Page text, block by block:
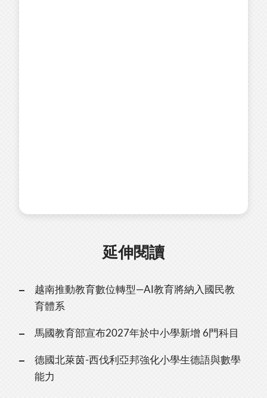
延伸閱讀
越南推動教育數位轉型—AI教育將納入國民教
育體系
馬國教育部宣布2027年於中小學新增 6門科目
德國北萊茵-西伐利亞邦強化小學生德語與數學
能力